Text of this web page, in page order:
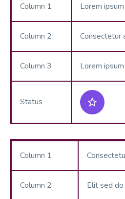
Column 1 Lorem
Column 2 Consectetur
Column 3 Lorem
Status
Column 1
Column 2 Elit sed